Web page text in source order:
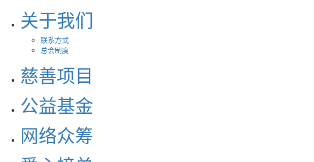
关于我们
联系方式
总会制度
慈善项目
公益基金
网络众筹